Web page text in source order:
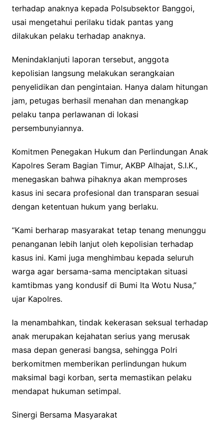
terhadap anaknya kepada Polsubsektor Banggoi,
usai mengetahui perilaku tidak pantas yang
dilakukan pelaku terhadap anaknya.
Menindaklanjuti laporan tersebut, anggota
kepolisian langsung melakukan serangkaian
penyelidikan dan pengintaian. Hanya dalam hitungan
jam, petugas berhasil menahan dan menangkap
pelaku tanpa perlawanan di lokasi
persembunyiannya.
Komitmen Penegakan Hukum dan Perlindungan Anak
Kapolres Seram Bagian Timur, AKBP Alhajat, S.I.K.,
menegaskan bahwa pihaknya akan memproses
kasus ini secara profesional dan transparan sesuai
dengan ketentuan hukum yang berlaku.
“Kami berharap masyarakat tetap tenang menunggu
penanganan lebih lanjut oleh kepolisian terhadap
kasus ini. Kami juga menghimbau kepada seluruh
warga agar bersama-sama menciptakan situasi
kamtibmas yang kondusif di Bumi Ita Wotu Nusa,”
ujar Kapolres.
Ia menambahkan, tindak kekerasan seksual terhadap
anak merupakan kejahatan serius yang merusak
masa depan generasi bangsa, sehingga Polri
berkomitmen memberikan perlindungan hukum
maksimal bagi korban, serta memastikan pelaku
mendapat hukuman setimpal.
Sinergi Bersama Masyarakat